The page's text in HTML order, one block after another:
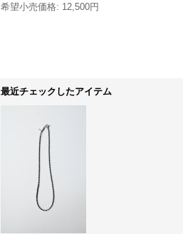
希望小売価格: 12,500円
最近チェックしたアイテム